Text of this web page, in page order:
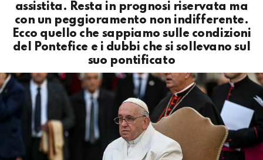
assistita. Resta in prognosi riservata ma
con un peggioramento non indifferente.
Ecco quello che sappiamo sulle condizioni
del Pontefice e i dubbi che si sollevano sul
suo pontificato